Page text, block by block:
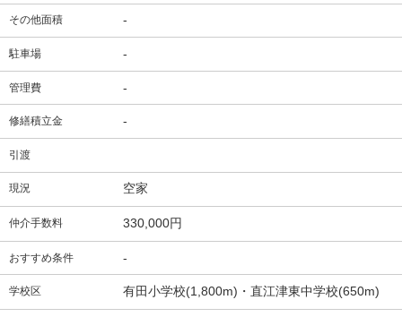
その他面積 -
駐車場 -
管理費 -
修繕積立金 -
引渡
現況 空家
仲介手数料 330,000円
おすすめ条件 -
学校区 有田小学校(1,800m)・直江津東中学校(650m)